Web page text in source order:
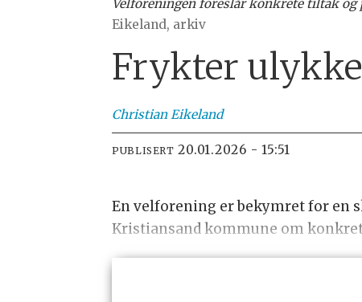
Velforeningen foreslår konkrete tiltak
Eikeland, arkiv
Frykter
Christian Eikeland
PUBLISERT 20.01.2026 - 15:51
En velforening er bekymret for en
Kristiansand kommune om